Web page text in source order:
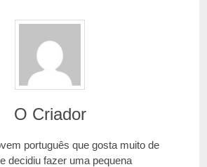
O Criador
português que gosta muito de
decidiu fazer uma pequena